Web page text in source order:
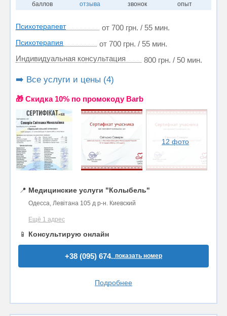
баллов отзыва звонок опыт
Психотерапевт от 700 грн. / 55 мин.
Психотерапия
от 700 грн. / 55 мин.
Индивидуальная консультация
800 грн. / 50 мин.
➡️ Все услуги и цены (4)
🎁 Cкидка 10% по промокоду Barb
12 фото
📍 Медицинские услуги "Колыбель"
Одесса, Левітана 105 д р-н. Киевский
Ещё 1 адрес
📱 Консультирую онлайн
+38 (095) 674..показать номер
Подробнее